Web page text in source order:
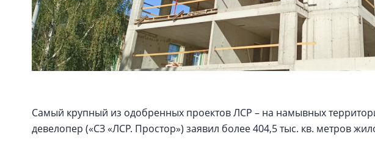
Самый крупный из одобренных проектов ЛСР – на намывных
девелопер («СЗ «ЛСР. Простор») заявил более 404,5 тыс. кв. метров